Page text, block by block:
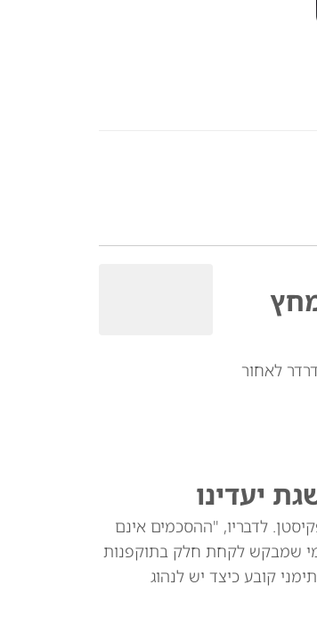
להידרדר לאחור
יעדינו
לדבריו, "ההסכמים אינם
שמבקש לקחת חלק בתוקפנות
התימני קובע כיצד יש לנהוג